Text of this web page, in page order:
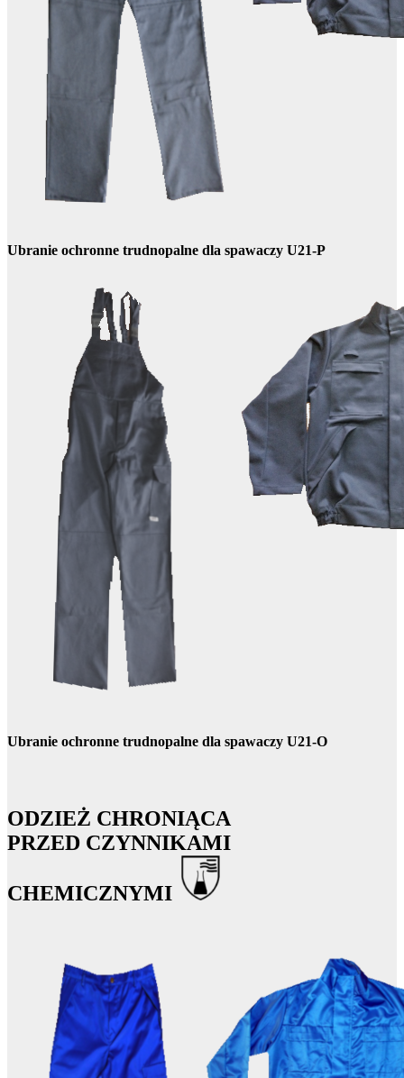
Ubranie ochronne trudnopalne dla spawaczy U21-P
Ubranie ochronne trudnopalne dla spawaczy U21-O
ODZIEŻ CHRONIĄCA
PRZED CZYNNIKAMI
CHEMICZNYMI